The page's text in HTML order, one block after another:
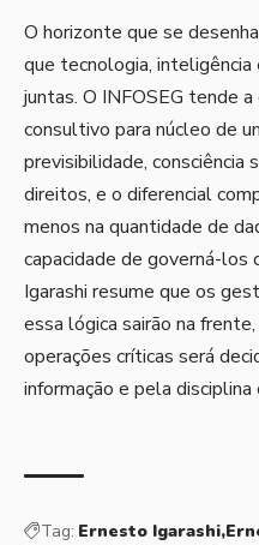
O horizonte que se
que tecnologia, inteligência
juntas. O INFOSEG tende
consultivo para núcleo de
previsibilidade, consciência
direitos, e o diferencial
menos na quantidade de
capacidade de governá-los
Igarashi resume que os
essa lógica sairão na
operações críticas será
informação e pela
Tag: Ernesto Igarashi